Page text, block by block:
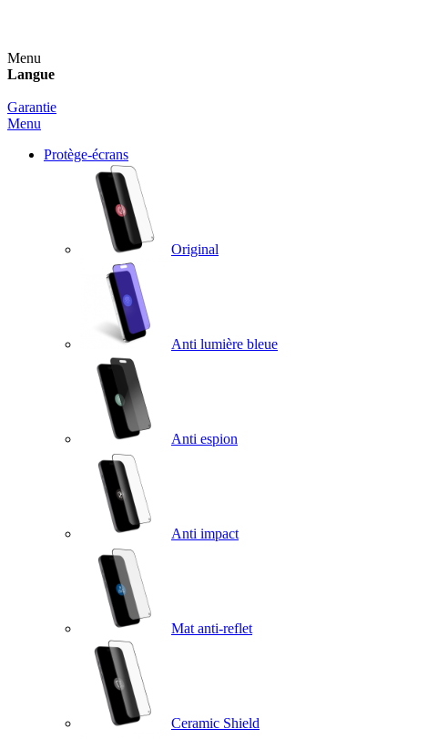
Menu
Langue
Garantie
Menu
Protège-écrans
Original
Anti lumière bleue
Anti espion
Anti impact
Mat anti-reflet
Ceramic Shield